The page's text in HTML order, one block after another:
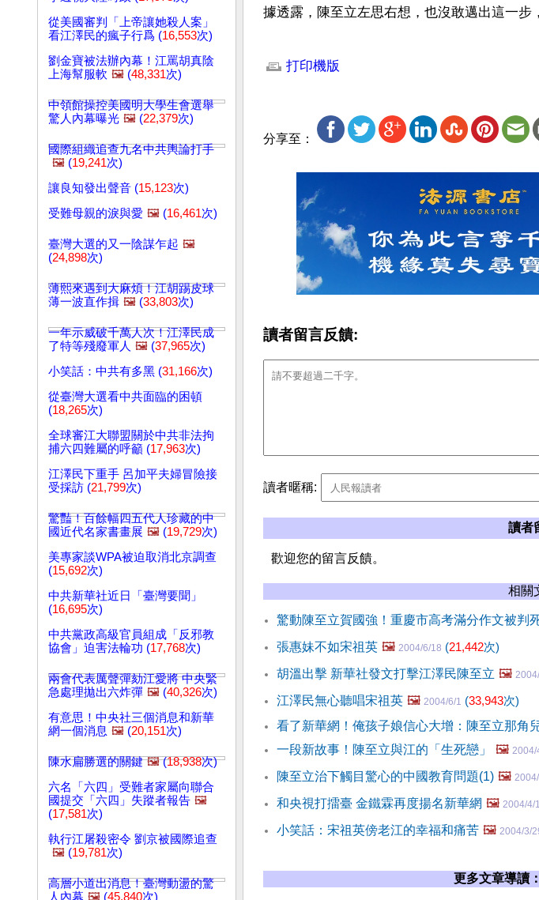
從美國審判「上帝讓她殺人案」
看江澤民的瘋子行爲 (16,553次)
劉金寶被法辦內幕！江罵胡真陰
上海幫服軟 🖼️ (48,331次)
中領館操控美國明大學生會選舉
驚人內幕曝光 🖼️ (22,379次)
國際組織追查九名中共輿論打手
🖼️ (19,241次)
讓良知發出聲音 (15,123次)
受難母親的淚與愛 🖼️ (16,461次)
臺灣大選的又一陰謀乍起 🖼️
(24,898次)
薄熙來遇到大麻煩！江胡踢皮球
薄一波直作揖 🖼️ (33,803次)
一年示威破千萬人次！江澤民成
了特等殘廢軍人 🖼️ (37,965次)
小笑話：中共有多黑 (31,166次)
從臺灣大選看中共面臨的困頓
(18,265次)
全球審江大聯盟關於中共非法拘
捕六四難屬的呼籲 (17,963次)
江澤民下重手 呂加平夫婦冒險接
受採訪 (21,799次)
驚豔！百餘幅四五代人珍藏的中
國近代名家書畫展 🖼️ (19,729次)
美專家談WPA被迫取消北京調查
(15,692次)
中共新華社近日「臺灣要聞」
(16,695次)
中共黨政高級官員組成「反邪教
協會」迫害法輪功 (17,768次)
兩會代表厲聲彈劾江愛將 中央緊
急處理拋出六炸彈 🖼️ (40,326次)
有意思！中央社三個消息和新華
網一個消息 🖼️ (20,151次)
陳水扁勝選的關鍵 🖼️(18,938次)
六名「六四」受難者家屬向聯合
國提交「六四」失蹤者報告 🖼️
(17,581次)
執行江屠殺密令 劉京被國際追查
🖼️ (19,781次)
高層小道出消息！臺灣動盪的驚
人內幕 🖼️ (45,840次)
據透露，陳至立左思右想，也沒敢邁出這一步
打印機版
分享至：
讀者留言反饋:
讀者暱稱:
讀者
歡迎您的留言反饋。
相關
驚動陳至立賀國強！重慶市高考滿分作文被判
張惠妹不如宋祖英 🖼️ 2004/6/18 (21,442次)
胡溫出擊 新華社發文打擊江澤民陳至立 🖼️
江澤民無心聽唱宋祖英 🖼️ 2004/6/1 (33,943次)
看了新華網！俺孩子娘信心大增：陳至立那角
一段新故事！陳至立與江的「生死戀」
🖼️ 2004/
陳至立治下觸目驚心的中國教育問題(1) 🖼️
和央視打擂臺 金鐵霖再度揚名新華網 🖼️ 2004/4/
小笑話：宋祖英傍老江的幸福和痛苦 🖼️ 2004/3/
更多文章導讀：